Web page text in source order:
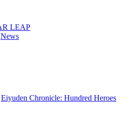
LEAP
News
Eiyuden Chronicle: Hundred Heroes